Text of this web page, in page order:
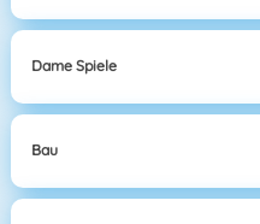
Dame Spiele
Bau